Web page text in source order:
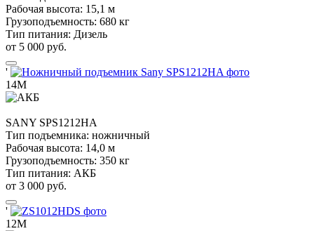
Рабочая высота: 15,1 м
Грузоподъемность: 680 кг
Тип питания: Дизель
от 5 000 руб.
'
14М
SANY SPS1212HA
Тип подъемника: ножничный
Рабочая высота: 14,0 м
Грузоподъемность: 350 кг
Тип питания: АКБ
от 3 000 руб.
'
12М